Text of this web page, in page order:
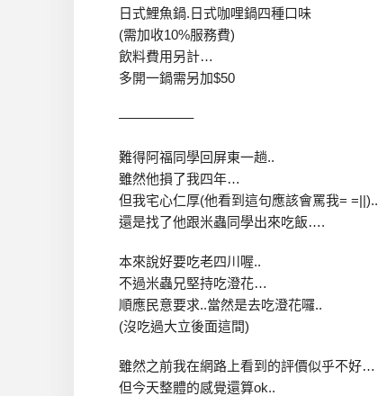
日式鯉魚鍋.日式咖哩鍋四種口味
(需加收10%服務費)
飲料費用另計…
多開一鍋需另加$50
—————–
難得阿福同學回屏東一趟..
雖然他損了我四年…
但我宅心仁厚(他看到這句應該會罵我= =||)..
還是找了他跟米蟲同學出來吃飯….
本來說好要吃老四川喔..
不過米蟲兄堅持吃澄花…
順應民意要求..當然是去吃澄花囉..
(沒吃過大立後面這間)
雖然之前我在網路上看到的評價似乎不好…
但今天整體的感覺還算ok..